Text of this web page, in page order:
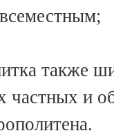
также
частных и